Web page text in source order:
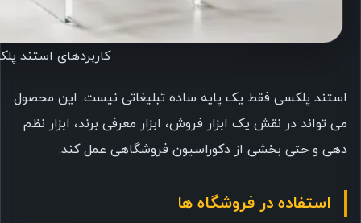
کاربردهای استند
استند پلکسی فقط یک پایه ساده تبلیغاتی نیست. این محصول
می تواند در نقش یک ابزار فروش، ابزار معرفی برند، ابزار نظم
دهی و حتی بخشی از دکوراسیون فروشگاهی عمل کند.
استفاده در فروشگاه ها